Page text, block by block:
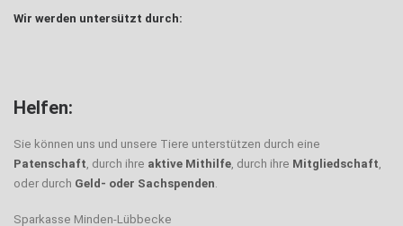
Wir werden untersützt durch:
Helfen:
Sie können uns und unsere Tiere unterstützen durch eine
Patenschaft, durch ihre aktive Mithilfe, durch ihre Mitgliedschaft,
oder durch Geld- oder Sachspenden.
Sparkasse Minden-Lübbecke